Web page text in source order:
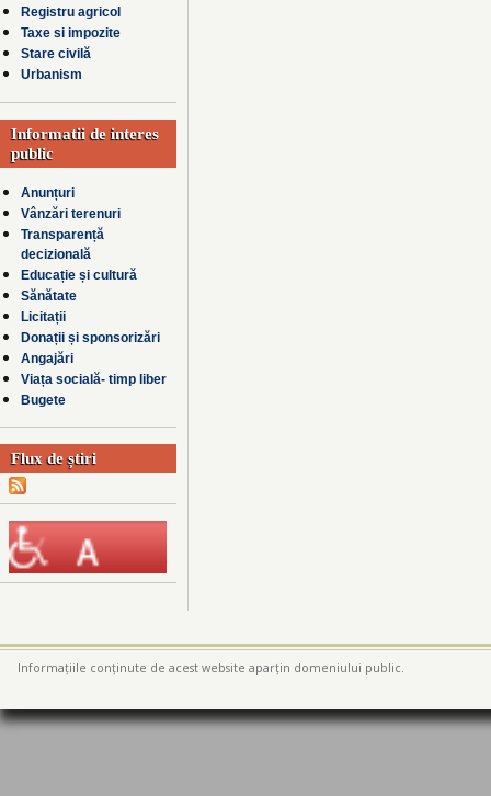
Registru agricol
Taxe si impozite
Stare civilă
Urbanism
Informatii de interes
public
Anunțuri
Vânzări terenuri
Transparență
decizională
Educație și cultură
Sănătate
Licitații
Donații și sponsorizări
Angajări
Viața socială- timp liber
Bugete
Flux de știri
Informațiile conținute de acest website aparțin domeniului public.